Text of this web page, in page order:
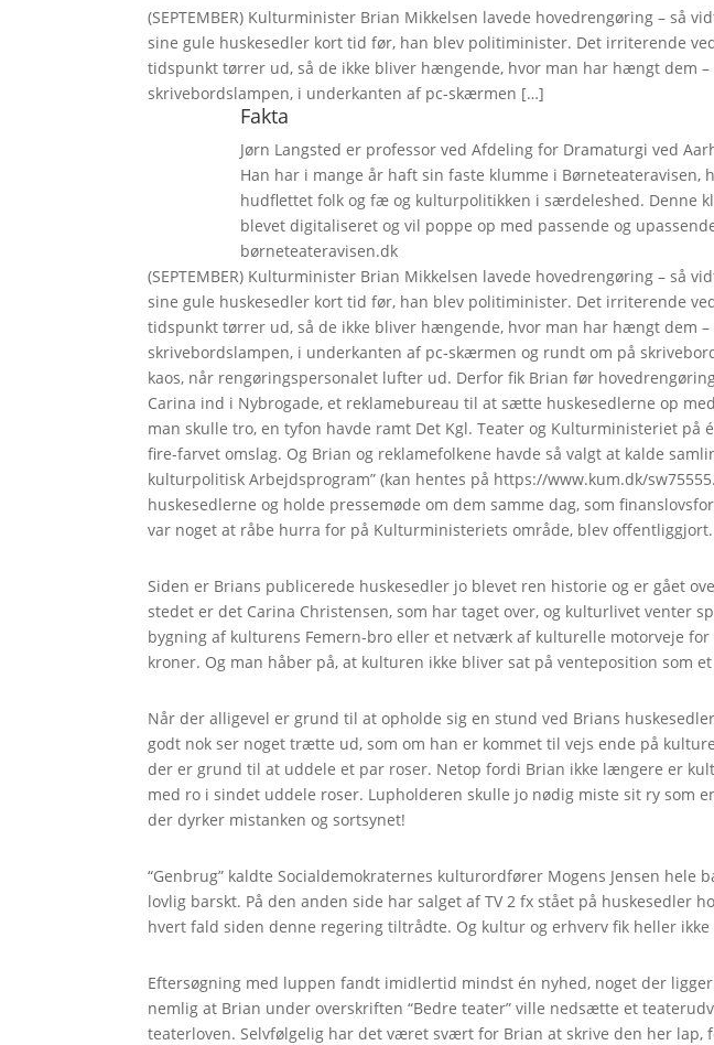
(SEPTEMBER) Kulturminister Brian Mikkelsen lavede hovedrengøring – så
sine gule huskesedler kort tid før, han blev politiminister. Det irriterende
tidspunkt tørrer ud, så de ikke bliver hængende, hvor man har hængt dem –
skrivebordslampen, i underkanten af pc-skærmen […]
Fakta
Jørn Langsted er professor ved Afdeling for Dramaturgi ved
Han har i mange år haft sin faste klumme i Børneteateravisen,
hudflettet folk og fæ og kulturpolitikken i særdeleshed. Denne
blevet digitaliseret og vil poppe op med passende og
børneteateravisen.dk
(SEPTEMBER) Kulturminister Brian Mikkelsen lavede hovedrengøring – så
sine gule huskesedler kort tid før, han blev politiminister. Det irriterende
tidspunkt tørrer ud, så de ikke bliver hængende, hvor man har hængt dem –
skrivebordslampen, i underkanten af pc-skærmen og rundt om på
kaos, når rengøringspersonalet lufter ud. Derfor fik Brian før
Carina ind i Nybrogade, et reklamebureau til at sætte huskesedlerne op
man skulle tro, en tyfon havde ramt Det Kgl. Teater og Kulturministeriet på
fire-farvet omslag. Og Brian og reklamefolkene havde så valgt at kalde
kulturpolitisk Arbejdsprogram” (kan hentes på https://www.kum.dk/
huskesedlerne og holde pressemøde om dem samme dag, som
var noget at råbe hurra for på Kulturministeriets område, blev offentliggjort.
Siden er Brians publicerede huskesedler jo blevet ren historie og er gået
stedet er det Carina Christensen, som har taget over, og kulturlivet venter
bygning af kulturens Femern-bro eller et netværk af kulturelle motorveje
kroner. Og man håber på, at kulturen ikke bliver sat på venteposition som
Når der alligevel er grund til at opholde sig en stund ved Brians
godt nok ser noget trætte ud, som om han er kommet til vejs ende på
der er grund til at uddele et par roser. Netop fordi Brian ikke længere er
med ro i sindet uddele roser. Lupholderen skulle jo nødig miste sit ry som
der dyrker mistanken og sortsynet!
“Genbrug” kaldte Socialdemokraternes kulturordfører Mogens Jensen hele
lovlig barskt. På den anden side har salget af TV 2 fx stået på huskesedler
hvert fald siden denne regering tiltrådte. Og kultur og erhverv fik heller
Eftersøgning med luppen fandt imidlertid mindst én nyhed, noget der
nemlig at Brian under overskriften “Bedre teater” ville nedsætte et
teaterloven. Selvfølgelig har det været svært for Brian at skrive den her